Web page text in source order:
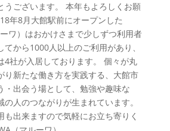
うございます。 本年もよろしくお願
年8月大館駅前にオープンした
ワ）はおかけさまで少しずつ利用者
てから1000人以上のご利用があり、
4社が入居しております。 個々が丸
り新たな働き方を実践する、大館市
・出会う場として、勉強や趣味な
の人のつながりが生まれています。
も出来ますので気軽にお立ち寄りく